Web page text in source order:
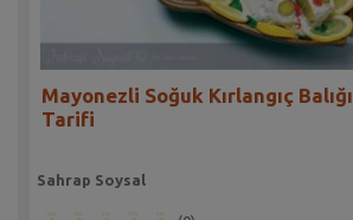
Mayonezli Soğuk Kırlangıç Balığı
Tarifi
Sahrap Soysal